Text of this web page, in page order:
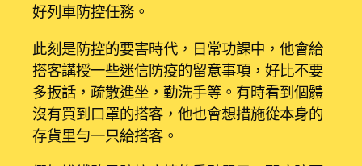
好列車防控任務。
此刻是防控的要害時代，日常功課中，他會給
搭客講授一些迷信防疫的留意事項，好比不要
多扳話，疏散進坐，勤洗手等。有時看到個體
沒有買到口罩的搭客，他也會想措施從本身的
存貨里勻一只給搭客。